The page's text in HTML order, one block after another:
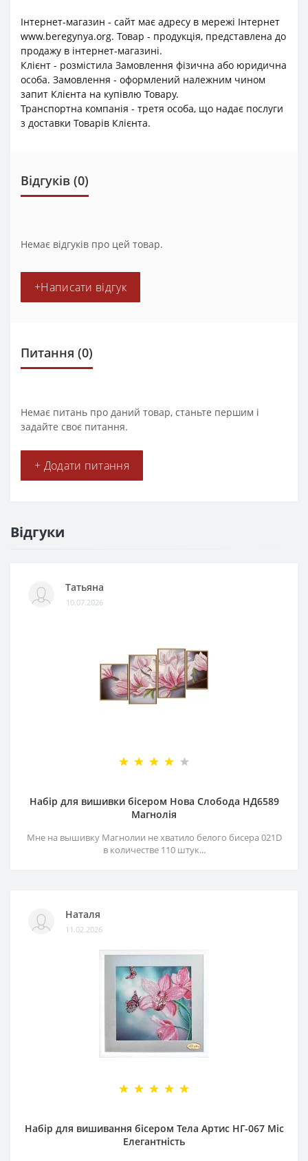
Інтернет-магазин - сайт має адресу в мережі Інтернет
www.beregynya.org. Товар - продукція, представлена до
продажу в інтернет-магазині.
Клієнт - розмістила Замовлення фізична або юридична
особа. Замовлення - оформлений належним чином
запит Клієнта на купівлю Товару.
Транспортна компанія - третя особа, що надає послуги
з доставки Товарів Клієнта.
Відгуків (0)
Немає відгуків про цей товар.
+Написати відгук
Питання (0)
Немає питань про даний товар, станьте першим і
задайте своє питання.
+ Додати питання
Відгуки
Татьяна
10.07.2026
Набір для вишивки бісером Нова Слобода НД6589
Магнолія
Мне на вышивку Магнолии не хватило белого бисера 021D
в количестве 110 штук...
Наталя
11.02.2026
Набір для вишивання бісером Тела Артис НГ-067 Міс
Елегантність